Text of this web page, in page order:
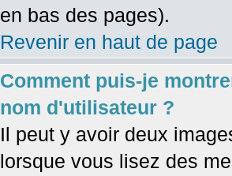
en bas des pages).
Revenir en haut de page
Comment puis-je
nom d'utilisateur ?
Il peut y avoir deux
lorsque vous lisez des